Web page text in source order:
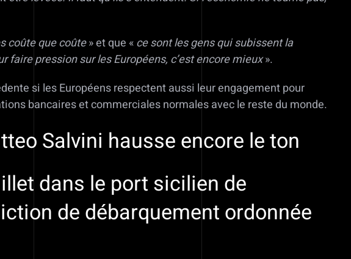
coûte que coûte» et que «ce sont les gens qui subissent la
faire pression sur les Européens, c’est encore mieux».
si les Européens respectent aussi leur engagement pour
bancaires et commerciales normales avec le reste du monde.
Salvini hausse encore le ton
dans le port sicilien de
de débarquement ordonnée